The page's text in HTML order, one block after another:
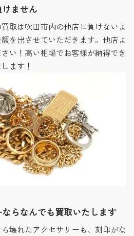
ません
取は吹田市内の他店に負けないよ
を出させていただきます。他店よ
い！高い相場でお客様が納得でき
ます！
らなんでも買取いたします
壊れたアクセサリーも、刻印がな